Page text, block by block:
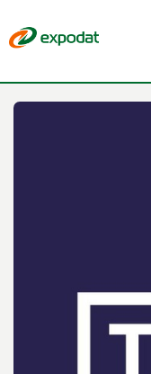
СПРАВКА
Посетителям